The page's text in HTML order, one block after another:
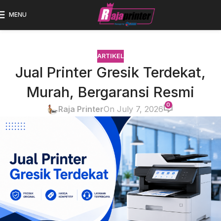
MENU
ARTIKEL
Jual Printer Gresik Terdekat,
Murah, Bergaransi Resmi
Raja PrinterOn July 7, 2026 0